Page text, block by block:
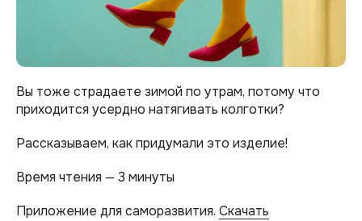
Вы тоже страдаете зимой по утрам, потому что
приходится усердно натягивать колготки?
Рассказываем, как придумали это изделие!
Время чтения — 3 минуты
Приложение для саморазвития. Скачать